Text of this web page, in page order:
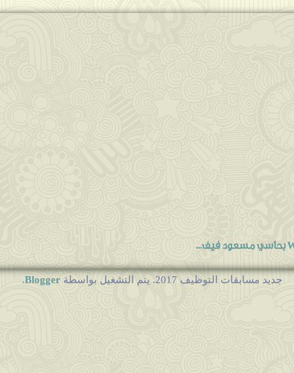
اله...
جديد مسابقات التوظيف 2017. يتم التشغيل بواسطة Blogger
.